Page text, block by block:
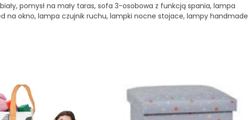
pomysł na mały taras, sofa 3-osobowa z funkcją spania, lampa
na okno, lampa czujnik ruchu, lampki nocne stojace, lampy handmade